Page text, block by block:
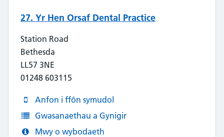
27. Yr Hen Orsaf Dental Practice
Station Road
Bethesda
LL57 3NE
01248 603115
Anfon i ffôn symudol
Gwasanaethau a Gynigir
Mwy o wybodaeth